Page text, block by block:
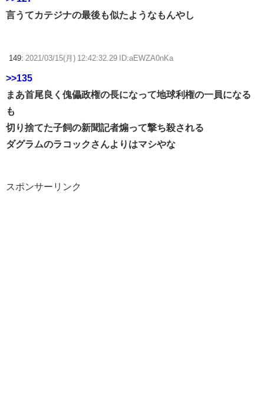
言うてカテジナの最後も似たようなもんやし
149: 2021/03/15(月) 12:42:32.29 ID:aEWZA0nKa
>>135
まあ首尾良く傀儡政権の長になって地球利権の一員になる
も
切り捨てた子飼の新聞記者煽って撃ち殺される
ダグラムのラコックさんよりはマシやな
スポンサーリンク